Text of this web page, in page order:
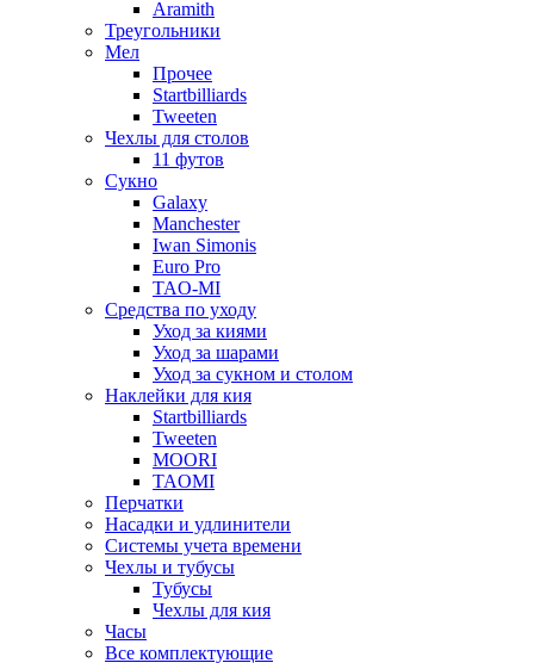
Aramith
Треугольники
Мел
Прочее
Startbilliards
Tweeten
Чехлы для столов
11 футов
Сукно
Galaxy
Manchester
Iwan Simonis
Euro Pro
TAO-MI
Средства по уходу
Уход за киями
Уход за шарами
Уход за сукном и столом
Наклейки для кия
Startbilliards
Tweeten
MOORI
TAOMI
Перчатки
Насадки и удлинители
Системы учета времени
Чехлы и тубусы
Тубусы
Чехлы для кия
Часы
Все комплектующие